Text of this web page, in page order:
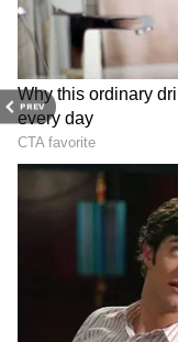
PREV
காட்டுது.